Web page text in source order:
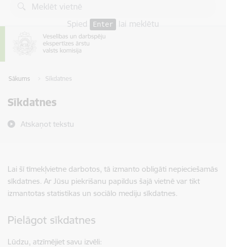
Pāriet uz lapas saturu
Spied
Enter lai meklētu
Sākums Sīkdatnes
Sīkdatnes
Atskaņot tekstu
Lai šī tīmekļvietne darbotos, tā izmanto obligāti nepieciešamās
sīkdatnes. Ar Jūsu piekrišanu papildus šajā vietnē var tikt
izmantotas statistikas un sociālo mediju sīkdatnes.
Pielāgot sīkdatnes
Lūdzu, atzīmējiet savu izvēli: